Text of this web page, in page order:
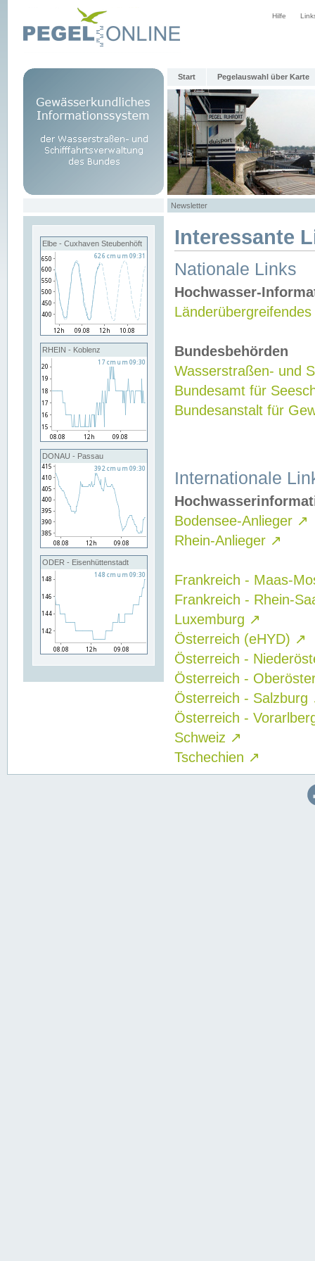
Hilfe
Start Pegelauswahl über Karte
Newsletter
Elbe - Cuxhaven Steubenhöft
RHEIN - Koblenz
DONAU - Passau
ODER - Eisenhüttenstadt
Interessante
Nationale Links
Hochwasser-
Bundesbehörden
Wasserstraßen- und
Bundesamt für
Bundesanstalt für
Internationale
Bodensee-Anlieger ↗
Rhein-Anlieger ↗
Frankreich - Maas-
Frankreich - Rhein-
Luxemburg ↗
Österreich (eHYD) ↗
Österreich -
Österreich -
Österreich - Salzburg
Österreich -
Schweiz ↗
Tschechien ↗